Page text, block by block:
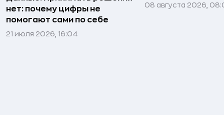
нет: почему цифры не
помогают сами по себе
21 июля 2026, 16:04
08 августа 2026,